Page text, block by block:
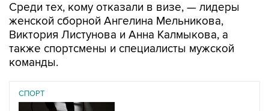
Среди тех, кому отказали в визе, — лидеры
женской сборной Ангелина Мельникова,
Виктория Листунова и Анна Калмыкова, а
также спортсмены и специалисты мужской
команды.
СПОРТ